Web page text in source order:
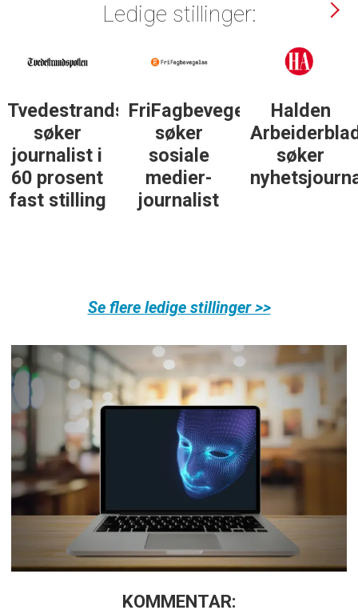
Ledige stillinger:
Tvedestrandsposten
søker
journalist i
60 prosent
fast stilling
FriFagbevegelse
søker
sosiale
medier-
journalist
Halden
søker
Se flere ledige stillinger >>
KOMMENTAR: